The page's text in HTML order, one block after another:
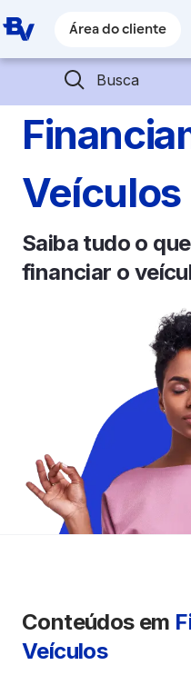
Pular para o Conteúdo
Área do
Área do cliente
Busca
Barra de busca
Descubra mais
Empréstimos
Financiamentos
Empresas
Vida Financeira
Canais Digitais
Veículos
Saiba tudo o
financiar o
Conteúdos em
Veículos